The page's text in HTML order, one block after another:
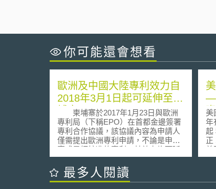
你可能還會想看
歐洲及中國大陸專利效力自
2018年3月1日起可延伸至柬
埔寨
柬埔寨於2017年1月23日與歐洲
專利局（下稱EPO）在首都金邊簽署
專利合作協議，該協議內容為申請人
僅需提出歐洲專利申請，不論是申請
案或是經核准的專利，其效力均可延
伸至柬埔寨，並受柬埔寨專利法的約
束。EPO局長Benoît Battistelli表示，
此次合作協議將使得歐洲專利制度橫
—
美
年
起 科技法律研究所 法律研究員 劉得
正
統
最多人閱讀